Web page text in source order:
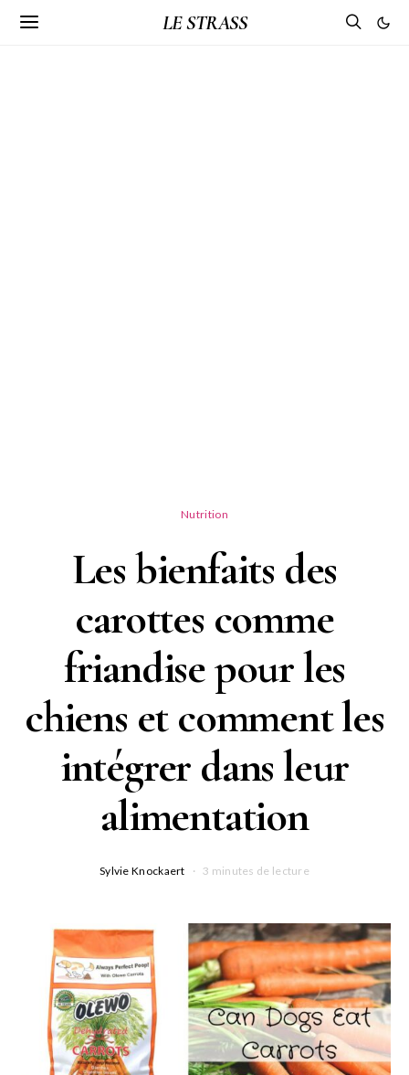
LE STRASS
Nutrition
Les bienfaits des
carottes comme
friandise pour les
chiens et comment les
intégrer dans leur
alimentation
Sylvie Knockaert 3 minutes de lecture